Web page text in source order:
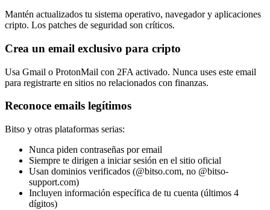
Mantén actualizados tu sistema operativo, navegador y aplicaciones
cripto. Los patches de seguridad son críticos.
Crea un email exclusivo para cripto
Usa Gmail o ProtonMail con 2FA activado. Nunca uses este email
para registrarte en sitios no relacionados con finanzas.
Reconoce emails legítimos
Bitso y otras plataformas serias:
Nunca piden contraseñas por email
Siempre te dirigen a iniciar sesión en el sitio oficial
Usan dominios verificados (@bitso.com, no @bitso-
support.com)
Incluyen información específica de tu cuenta (últimos 4
dígitos)